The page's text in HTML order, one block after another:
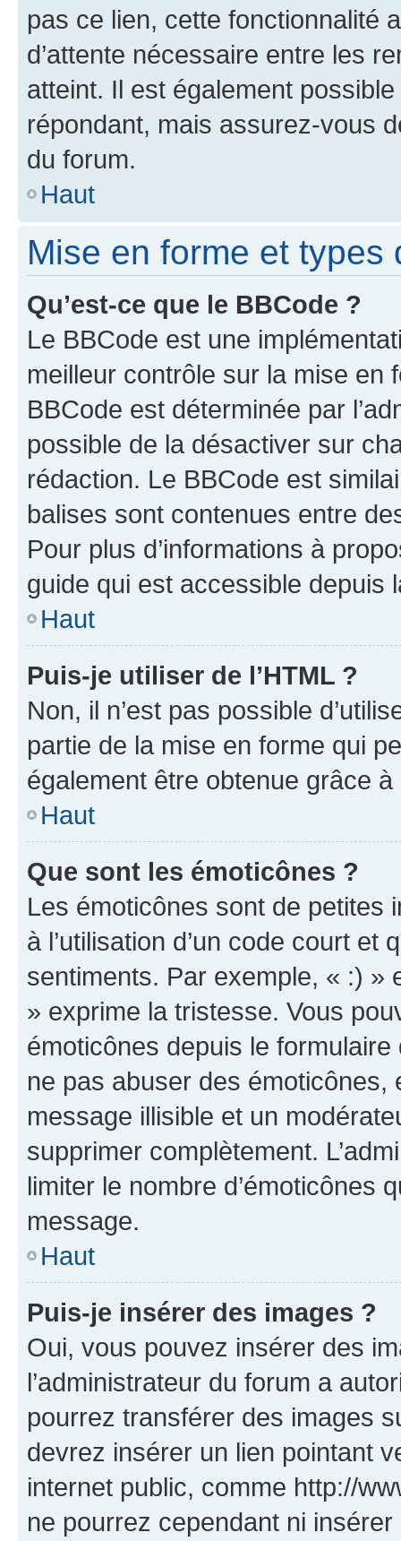
pas ce lien, cette fonctionnalité
d’attente nécessaire entre les
atteint. Il est également
répondant, mais assurez-vous
du forum.
Haut
Mise en forme et types
Qu’est-ce que le BBCode ?
Le BBCode est une
meilleur contrôle sur la mise en
BBCode est déterminée par
possible de la désactiver sur
rédaction. Le BBCode est
balises sont contenues entre
Pour plus d’informations à
guide qui est accessible depuis
Haut
Puis-je utiliser de l’HTML ?
Non, il n’est pas possible
partie de la mise en forme qui
également être obtenue grâce à
Haut
Que sont les émoticônes ?
Les émoticônes sont de petites
à l’utilisation d’un code court et
sentiments. Par exemple, « :) »
» exprime la tristesse. Vous
émoticônes depuis le
ne pas abuser des
message illisible et un
supprimer complètement.
limiter le nombre d’émoticônes
message.
Haut
Puis-je insérer des images ?
Oui, vous pouvez insérer des
l’administrateur du forum a
pourrez transférer des images
devrez insérer un lien pointant
internet public, comme http://
ne pourrez cependant ni